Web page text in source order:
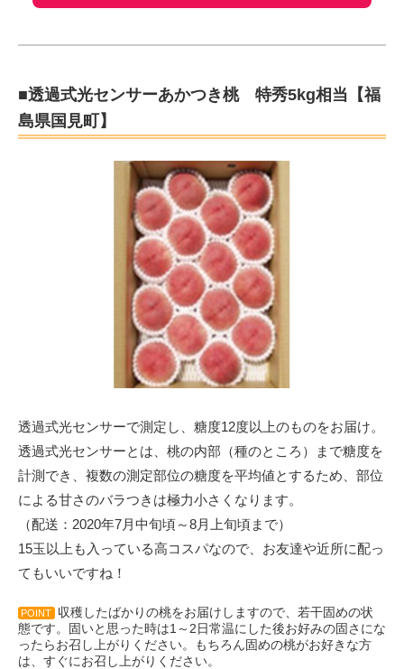
■透過式光センサーあかつき桃 特秀5kg相当【福
島県国見町】
透過式光センサーで測定し、糖度12度以上のものをお届け。
透過式光センサーとは、桃の内部（種のところ）まで糖度を
計測でき、複数の測定部位の糖度を平均値とするため、部位
による甘さのバラつきは極力小さくなります。
（配送：2020年7月中旬頃～8月上旬頃まで）
15玉以上も入っている高コスパなので、お友達や近所に配っ
てもいいですね！
POINT
収穫したばかりの桃をお届けしますので、若干固めの状
態です。固いと思った時は1～2日常温にした後お好みの固さにな
ったらお召し上がりください。もちろん固めの桃がお好きな方
は、すぐにお召し上がりください。